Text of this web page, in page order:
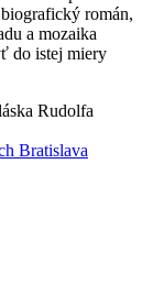
román,
a mozaika
do istej miery
Rudolfa
Bratislava